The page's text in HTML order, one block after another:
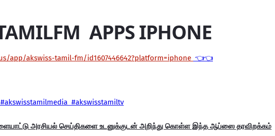
APPS IPHONE
app/akswiss-tamil-fm/id1607446642?platform=iphone 👈👈
#akswisstamiltv
அரசியல் செய்திகளை உடனுக்குடன் அறிந்து கொள்ள இந்த ஆப்ஸை தரவிறக்கம்